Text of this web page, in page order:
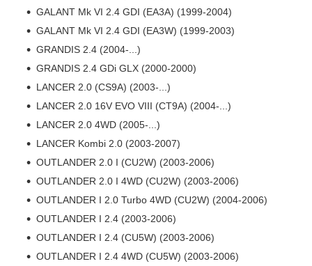
GALANT Mk VI 2.4 GDI (EA3A) (1999-2004)
GALANT Mk VI 2.4 GDI (EA3W) (1999-2003)
GRANDIS 2.4 (2004-...)
GRANDIS 2.4 GDi GLX (2000-2000)
LANCER 2.0 (CS9A) (2003-...)
LANCER 2.0 16V EVO VIII (CT9A) (2004-...)
LANCER 2.0 4WD (2005-...)
LANCER Kombi 2.0 (2003-2007)
OUTLANDER 2.0 I (CU2W) (2003-2006)
OUTLANDER 2.0 I 4WD (CU2W) (2003-2006)
OUTLANDER I 2.0 Turbo 4WD (CU2W) (2004-2006)
OUTLANDER I 2.4 (2003-2006)
OUTLANDER I 2.4 (CU5W) (2003-2006)
OUTLANDER I 2.4 4WD (CU5W) (2003-2006)